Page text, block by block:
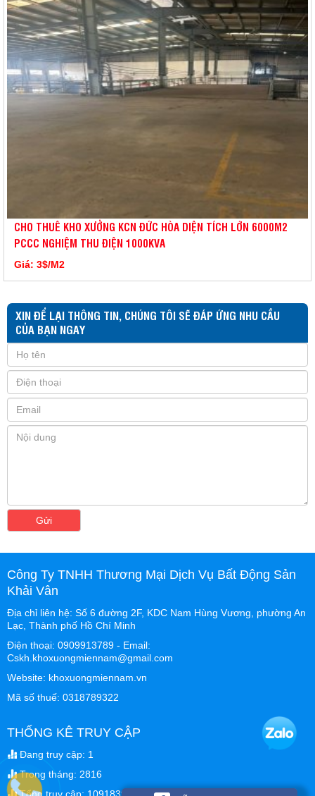
CHO THUÊ KHO XƯỞNG KCN ĐỨC HÒA DIỆN TÍCH LỚN 6000M2
PCCC NGHIỆM THU ĐIỆN 1000KVA
Giá: 3$/M2
XIN ĐỂ LẠI THÔNG TIN, CHÚNG TÔI SẼ ĐÁP ỨNG NHU CẦU
CỦA BẠN NGAY
Gửi
Công Ty TNHH Thương Mại Dịch Vụ Bất Động Sản
Khải Vân
Địa chỉ liên hệ: Số 6 đường 2F, KDC Nam Hùng Vương, phường An
Lạc, Thành phố Hồ Chí Minh
Điện thoại: 0909913789 - Email:
Cskh.khoxuongmiennam@gmail.com
Website: khoxuongmiennam.vn
Mã số thuế: 0318789322
THỐNG KÊ TRUY CẬP
Đang truy cập: 1
Trong tháng: 2816